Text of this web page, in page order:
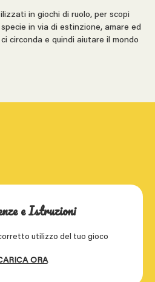
in giochi di ruolo, per scopi
in via di estinzione, amare ed
circonda e quindi aiutare il mondo
e Istruzioni
utilizzo del tuo gioco
ORA